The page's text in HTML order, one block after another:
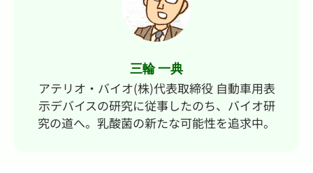
三輪 一典
アテリオ・バイオ(株)代表取締役 自動車用表
示デバイスの研究に従事したのち、バイオ研
究の道へ。乳酸菌の新たな可能性を追求中。